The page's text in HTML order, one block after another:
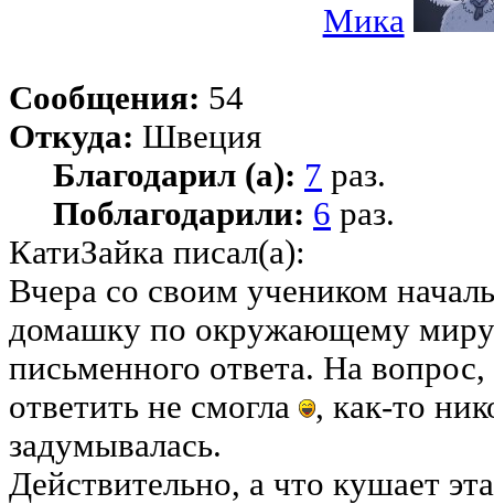
Мика
Сообщения: 54
Откуда: Швеция
Благодарил (а): 7 раз.
Поблагодарили: 6 раз.
КатиЗайка писал(а):
Вчера со своим учеником
домашку по окружающему
письменного ответа. На
ответить не смогла
, как-то
задумывалась.
Действительно, а что кушает